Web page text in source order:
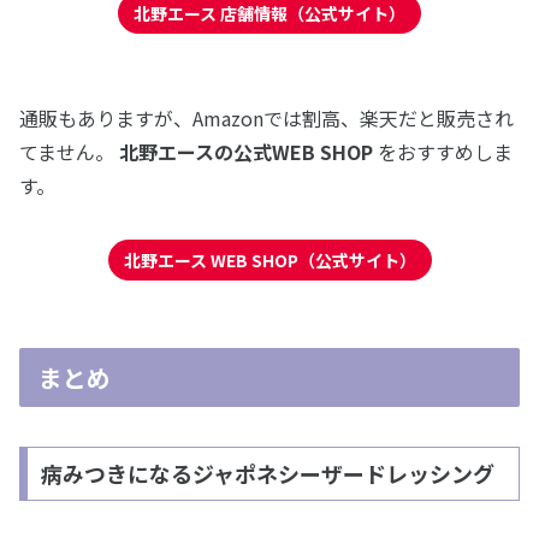
北野エース 店舗情報（公式サイト）
通販もありますが、Amazonでは割高、楽天だと販売され
てません。 北野エースの公式WEB SHOP をおすすめしま
す。
北野エース WEB SHOP（公式サイト）
まとめ
病みつきになるジャポネシーザードレッシング